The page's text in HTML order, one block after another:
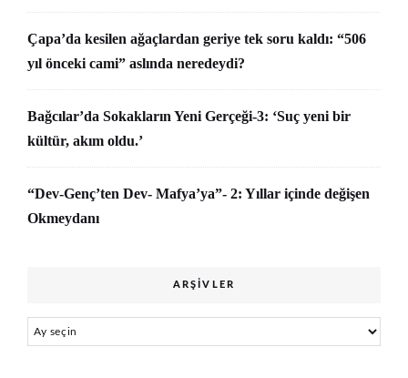
Çapa’da kesilen ağaçlardan geriye tek soru kaldı: “506
yıl önceki cami” aslında neredeydi?
Bağcılar’da Sokakların Yeni Gerçeği-3: ‘Suç yeni bir
kültür, akım oldu.’
“Dev-Genç’ten Dev- Mafya’ya”- 2: Yıllar içinde değişen
Okmeydanı
ARŞIVLER
Arşivler